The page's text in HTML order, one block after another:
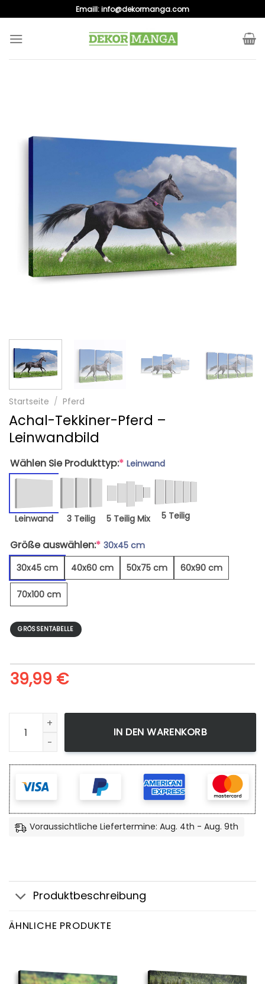
to
content
Emaill:info@dekormanga.com
Startseite / Pferd
Achal-Tekkiner-Pferd –
Leinwandbild
Wählen Sie Produkttyp:* Leinwand
Leinwand 3 Teilig 5 Teilig Mix 5 Teilig
Größe auswählen:* 30x45 cm
30x45 cm
40x60 cm 50x75 cm 60x90 cm
70x100 cm
GRÖSSENTABELLE
39,99 €
Achal-Tekkiner-Pferd - Leinwandbild Menge
IN DEN WARENKORB
Voraussichtliche Liefertermine: Aug. 4th - Aug. 9th
Produktbeschreibung
ÄHNLICHE PRODUKTE